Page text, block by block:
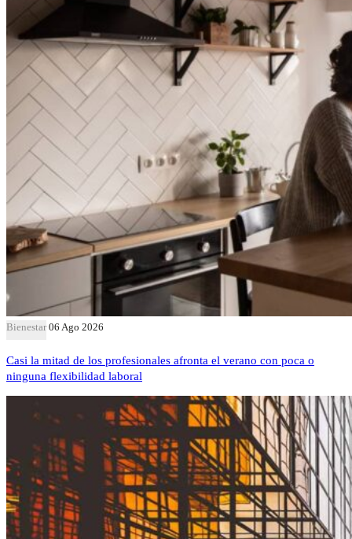
Bienestar 06 Ago 2026
Casi la mitad de los profesionales afronta el verano con poca o
ninguna flexibilidad laboral